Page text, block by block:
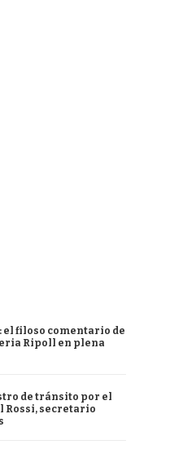
el filoso comentario de
Ripoll en plena
de tránsito por el
Rossi, secretario